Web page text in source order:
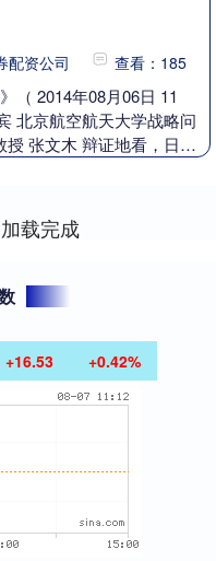
配资公司 查看：185
（ 2014年08月06日 11
北京航空航天大学战略问
授 张文木 辩证地看，日本
载完成
+16.32 +0.42%